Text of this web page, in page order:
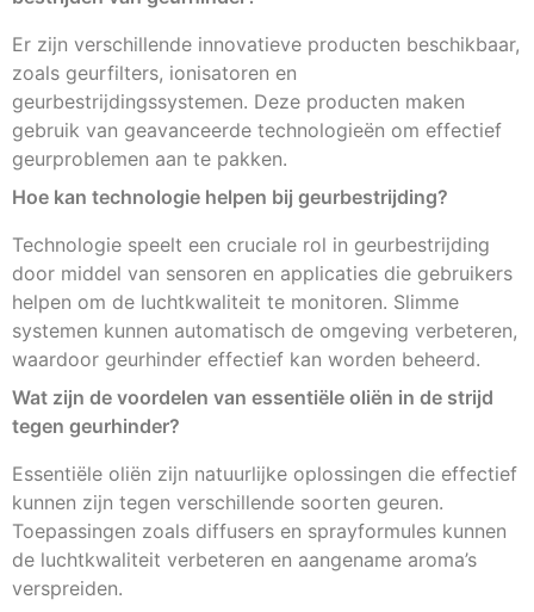
Er zijn verschillende innovatieve producten beschikbaar,
zoals geurfilters, ionisatoren en
geurbestrijdingssystemen. Deze producten maken
gebruik van geavanceerde technologieën om effectief
geurproblemen aan te pakken.
Hoe kan technologie helpen bij geurbestrijding?
Technologie speelt een cruciale rol in geurbestrijding
door middel van sensoren en applicaties die gebruikers
helpen om de luchtkwaliteit te monitoren. Slimme
systemen kunnen automatisch de omgeving verbeteren,
waardoor geurhinder effectief kan worden beheerd.
Wat zijn de voordelen van essentiële oliën in de strijd
tegen geurhinder?
Essentiële oliën zijn natuurlijke oplossingen die effectief
kunnen zijn tegen verschillende soorten geuren.
Toepassingen zoals diffusers en sprayformules kunnen
de luchtkwaliteit verbeteren en aangename aroma’s
verspreiden.